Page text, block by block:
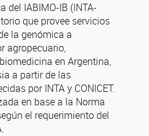
del IABIMO-IB (INTA-
que provee servicios
la genómica a
agropecuario,
en Argentina,
a partir de las
por INTA y CONICET.
en base a la Norma
el requerimiento del